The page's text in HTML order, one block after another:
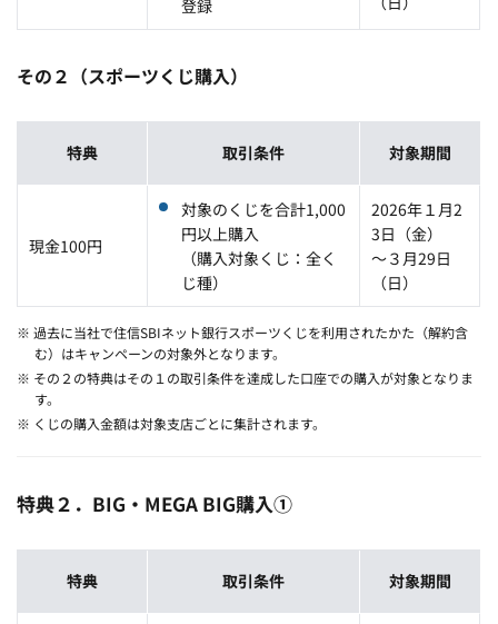
登録
その２（スポーツくじ購入）
特典 取引条件 対象期間
現金100円
対象のくじを合計1,000
円以上購入
（購入対象くじ：全く
じ種）
2026年１月2
3日（金）
～３月29日
（日）
※ 過去に当社で住信SBIネット銀行スポーツくじを利用されたかた（解約含
む）はキャンペーンの対象外となります。
※ その２の特典はその１の取引条件を達成した口座での購入が対象となりま
す。
※ くじの購入金額は対象支店ごとに集計されます。
特典２．BIG・MEGA BIG購入①
特典 取引条件 対象期間